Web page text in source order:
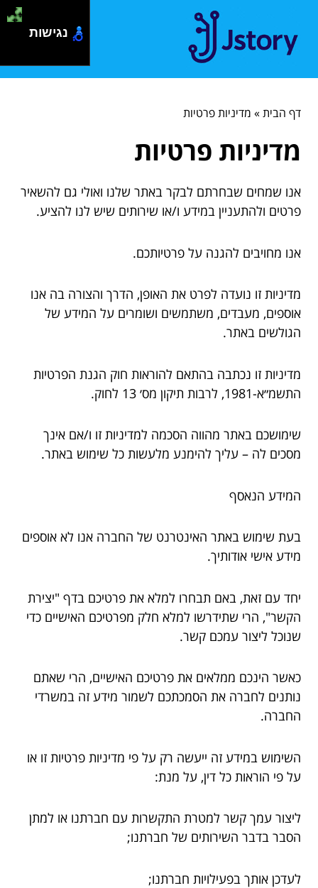
דף הבית» מדיניות פרטיות
מדיניות פרטיות
אנו שמחים שבחרתם לבקר באתר שלנו ואולי גם להשאיר
פרטים ולהתעניין במידע ו/או שירותים שיש לנו להציע.
אנו מחויבים להגנה על פרטיותכם.
מדיניות זו נועדה לפרט את האופן, הדרך והצורה בה אנו
אוספים, מעבדים, משתמשים ושומרים על המידע של
הגולשים באתר.
מדיניות זו נכתבה בהתאם להוראות חוק הגנת הפרטיות
התשמ״א-1981, לרבות תיקון מס׳ 13 לחוק.
שימושכם באתר מהווה הסכמה למדיניות זו ו/אם אינך
מסכים לה – עליך להימנע מלעשות כל שימוש באתר.
המידע הנאסף
בעת שימוש באתר האינטרנט של החברה אנו לא אוספים
מידע אישי אודותיך.
יחד עם זאת, באם תבחרו למלא את פרטיכם בדף "יצירת
הקשר", הרי שתידרשו למלא חלק מפרטיכם האישיים כדי
שנוכל ליצור עמכם קשר.
כאשר הינכם ממלאים את פרטיכם האישיים, הרי שאתם
נותנים לחברה את הסמכתכם לשמור מידע זה במשרדי
החברה.
השימוש במידע זה ייעשה רק על פי מדיניות פרטיות זו או
על פי הוראות כל דין, על מנת:
ליצור עמך קשר למטרת התקשרות עם חברתנו או למתן
הסבר בדבר השירותים של חברתנו;
לעדכן אותך בפעילויות חברתנו;
נגישות